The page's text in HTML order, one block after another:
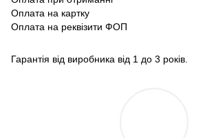
Оплата на картку
Оплата на реквізити ФОП
Гарантія від виробника від 1 до 3 років.